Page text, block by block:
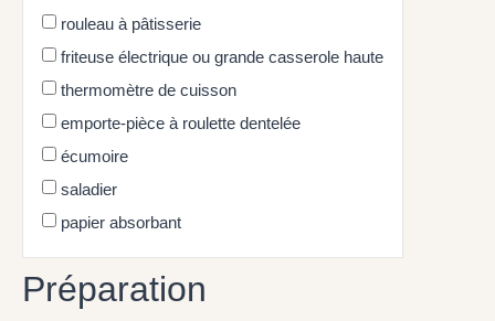
rouleau à pâtisserie
friteuse électrique ou grande casserole haute
thermomètre de cuisson
emporte-pièce à roulette dentelée
écumoire
saladier
papier absorbant
Préparation